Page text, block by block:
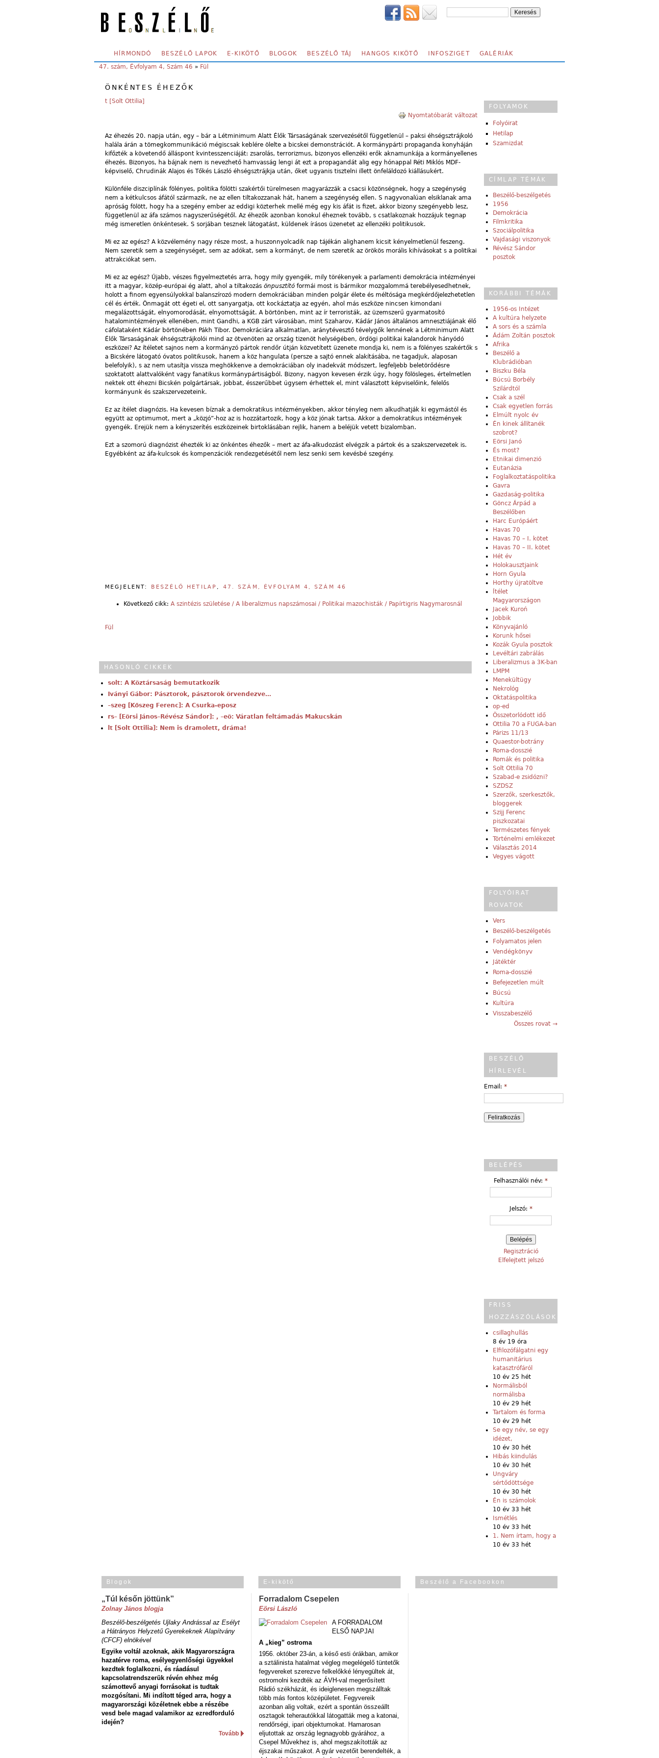
SECONDARY MENU
HÍRMONDÓ BESZÉLŐ LAPOK E-KIKÖTŐ BLOGOK BESZÉLŐ TÁJ HANGOS KIKÖTŐ INFOSZIGET GALÉRIÁK
YOU ARE HERE:
47. szám, Évfolyam 4, Szám 46 » Fül
ÖNKÉNTES ÉHEZŐK
t [Solt Ottilia]
Nyomtatóbarát változat
Az éhezés 20. napja után, egy – bár a Létminimum Alatt Élők Társaságának szervezésétől függetlenül – paksi éhségsztrájkoló
halála árán a tömegkommunikáció mégiscsak keblére ölelte a bicskei demonstrációt. A kormánypárti propaganda konyháján
kifőzték a követendő álláspont kvintesszenciáját: zsarolás, terrorizmus, bizonyos ellenzéki erők aknamunkája a kormányellenes
éhezés. Bizonyos, ha bájnak nem is nevezhető hamvasság lengi át ezt a propagandát alig egy hónappal Réti Miklós MDF-
képviselő, Chrudinák Alajos és Tőkés László éhségsztrájkja után, őket ugyanis tisztelni illett önfeláldozó kiállásukért.
Különféle diszciplínák fölényes, politika fölötti szakértői türelmesen magyarázzák a csacsi közönségnek, hogy a szegénység
nem a kétkulcsos áfától származik, ne az ellen tiltakozzanak hát, hanem a szegénység ellen. S nagyvonalúan elsiklanak ama
apróság fölött, hogy ha a szegény ember az eddigi közterhek mellé még egy kis áfát is fizet, akkor bizony szegényebb lesz,
függetlenül az áfa számos nagyszerűségétől. Az éhezők azonban konokul éheznek tovább, s csatlakoznak hozzájuk tegnap
még ismeretlen önkéntesek. S sorjában tesznek látogatást, küldenek írásos üzenetet az ellenzéki politikusok.
Mi ez az egész? A közvélemény nagy része most, a huszonnyolcadik nap tájékán alighanem kicsit kényelmetlenül feszeng.
Nem szeretik sem a szegénységet, sem az adókat, sem a kormányt, de nem szeretik az örökös morális kihívásokat s a politikai
attrakciókat sem.
Mi ez az egész? Újabb, vészes figyelmeztetés arra, hogy mily gyengék, mily törékenyek a parlamenti demokrácia intézményei
itt a magyar, közép-európai ég alatt, ahol a tiltakozás önpusztító formái most is bármikor mozgalommá terebélyesedhetnek,
holott a finom egyensúlyokkal balanszírozó modern demokráciában minden polgár élete és méltósága megkérdőjelezhetetlen
cél és érték. Önmagát ott égeti el, ott sanyargatja, ott kockáztatja az egyén, ahol más eszköze nincsen kimondani
megalázottságát, elnyomorodását, elnyomottságát. A börtönben, mint az ír terroristák, az üzemszerű gyarmatosító
hatalomintézmények ellenében, mint Gandhi, a KGB zárt városában, mint Szaharov, Kádár János általános amnesztiájának élő
cáfolataként Kádár börtönében Pákh Tibor. Demokráciára alkalmatlan, aránytévesztő tévelygők lennének a Létminimum Alatt
Élők Társaságának éhségsztrájkolói mind az ötvenöten az ország tizenöt helységében, ördögi politikai kalandorok hányódó
eszközei? Az ítéletet sajnos nem a kormányzó pártok rendőr útján közvetített üzenete mondja ki, nem is a fölényes szakértők s
a Bicskére látogató óvatos politikusok, hanem a köz hangulata (persze a sajtó ennek alakításába, ne tagadjuk, alaposan
belefolyik), s az nem utasítja vissza meghökkenve a demokráciában oly inadekvát módszert, legfeljebb beletörődésre
szoktatott alattvalóként vagy fanatikus kormánypártiságból. Bizony, nagyon kevesen érzik úgy, hogy fölösleges, értelmetlen
nektek ott éhezni Bicskén polgártársak, jobbat, ésszerűbbet úgysem érhettek el, mint választott képviselőink, felelős
kormányunk és szakszervezeteink.
Ez az ítélet diagnózis. Ha kevesen bíznak a demokratikus intézményekben, akkor tényleg nem alkudhatják ki egymástól és
együtt az optimumot, mert a „közjó”-hoz az is hozzátartozik, hogy a köz jónak tartsa. Akkor a demokratikus intézmények
gyengék. Erejük nem a kényszerítés eszközeinek birtoklásában rejlik, hanem a beléjük vetett bizalomban.
Ezt a szomorú diagnózist éhezték ki az önkéntes éhezők – mert az áfa-alkudozást elvégzik a pártok és a szakszervezetek is.
Egyébként az áfa-kulcsok és kompenzációk rendezgetésétől nem lesz senki sem kevésbé szegény.
MEGJELENT: BESZÉLŐ HETILAP 47. SZÁM, ÉVFOLYAM 4, SZÁM 46
Következő cikk: A szintézis születése / A liberalizmus napszámosai / Politikai mazochisták / Papírtigris Nagymarosnál
Fül
HASONLÓ CIKKEK
solt: A Köztársaság bemutatkozik
Iványi Gábor: Pásztorok, pásztorok örvendezve…
–szeg [Kőszeg Ferenc]: A Csurka-eposz
rs– [Eörsi János–Révész Sándor]: , –eö: Váratlan feltámadás Makucskán
lt [Solt Ottilia]: Nem is dramolett, dráma!
FOLYAMOK
Folyóirat
Hetilap
Szamizdat
CÍMLAP TÉMÁK
Beszélő-beszélgetés
1956
Demokrácia
Filmkritika
Szociálpolitika
Vajdasági viszonyok
Révész Sándor
posztok
KORÁBBI TÉMÁK
1956-os Intézet
A kultúra helyzete
A sors és a számla
Ádám Zoltán posztok
Afrika
Beszélő a
Klubrádióban
Biszku Béla
Búcsú Borbély
Szilárdtól
Csak a szél
Csak egyetlen forrás
Elmúlt nyolc év
Én kinek állítanék
szobrot?
Eörsi Janó
És most?
Etnikai dimenzió
Eutanázia
Foglalkoztatáspolitika
Gavra
Gazdaság-politika
Göncz Árpád a
Beszélőben
Harc Európáért
Havas 70
Havas 70 – I. kötet
Havas 70 – II. kötet
Hét év
Holokausztjaink
Horn Gyula
Horthy újratöltve
Ítélet
Magyarországon
Jacek Kuroń
Jobbik
Könyvajánló
Korunk hősei
Kozák Gyula posztok
Levéltári zabrálás
Liberalizmus a 3K-ban
LMPM
Menekültügy
Nekrológ
Oktatáspolitika
op-ed
Összetorlódott idő
Ottilia 70 a FUGA-ban
Párizs 11/13
Quaestor-botrány
Roma-dosszié
Romák és politika
Solt Ottilia 70
Szabad-e zsidózni?
SZDSZ
Szerzők, szerkesztők,
bloggerek
Szijj Ferenc
piszkozatai
Természetes fények
Történelmi emlékezet
Választás 2014
Vegyes vágott
FOLYÓIRAT
ROVATOK
Vers
Beszélő-beszélgetés
Folyamatos jelen
Vendégkönyv
Játéktér
Roma-dosszié
Befejezetlen múlt
Búcsú
Kultúra
Visszabeszélő
Összes rovat →
BESZÉLŐ
HÍRLEVÉL
Email: *
BELÉPÉS
Felhasználói név: *
Jelszó: *
Regisztráció
Elfelejtett jelszó
FRISS
HOZZÁSZÓLÁSOK
csillaghullás
8 év 19 óra
Elfilozófálgatni egy
humanitárius
katasztrófáról
10 év 25 hét
Normálisból
normálisba
10 év 29 hét
Tartalom és forma
10 év 29 hét
Se egy név, se egy
idézet,
10 év 30 hét
Hibás kiindulás
10 év 30 hét
Ungváry
sértődöttsége
10 év 30 hét
Én is számolok
10 év 33 hét
Ismétlés
10 év 33 hét
1. Nem írtam, hogy a
10 év 33 hét
Blogok
„Túl későn jöttünk”
Zolnay János blogja
Beszélő-beszélgetés Ujlaky Andrással az Esélyt
a Hátrányos Helyzetű Gyerekeknek Alapítvány
(CFCF) elnökével
Egyike voltál azoknak, akik Magyarországra
hazatérve roma, esélyegyenlőségi ügyekkel
kezdtek foglalkozni, és ráadásul
kapcsolatrendszerük révén ehhez még
számottevő anyagi forrásokat is tudtak
mozgósítani. Mi indított téged arra, hogy a
magyarországi közéletnek ebbe a részébe
vesd bele magad valamikor az ezredforduló
idején?
Tovább
E-kikötő
Forradalom Csepelen
Eörsi László
A FORRADALOM
ELSŐ NAPJAI
A „kieg” ostroma
1956. október 23-án, a késő esti órákban, amikor
a sztálinista hatalmat végleg megelégelő tüntetők
fegyvereket szerezve felkelőkké lényegültek át,
ostromolni kezdték az ÁVH-val megerősített
Rádió székházát, és ideiglenesen megszálltak
több más fontos középületet. Fegyvereik
azonban alig voltak, ezért a spontán összeállt
osztagok teherautókkal látogatták meg a katonai,
rendőrségi, ipari objektumokat. Hamarosan
eljutottak az ország legnagyobb gyárához, a
Csepel Művekhez is, ahol megszakították az
éjszakai műszakot. A gyár vezetőit berendelték, a
Beszélő a Facebookon